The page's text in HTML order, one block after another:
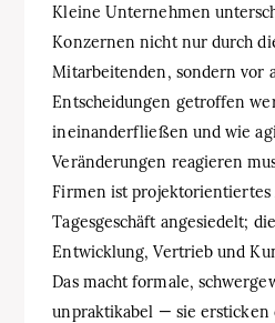
Kleine Unternehmen
Konzernen nicht nur durch
Mitarbeitenden, sondern vor
Entscheidungen getroffen
ineinanderfließen und wie
Veränderungen reagieren
Firmen ist projektorientiertes
Tagesgeschäft angesiedelt;
Entwicklung, Vertrieb und
Das macht formale,
unpraktikabel — sie ersticken